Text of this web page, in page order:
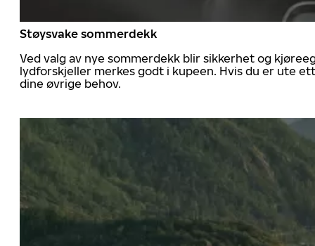
Støysvake sommerdekk
Ved valg av nye sommerdekk blir sikkerhet og
lydforskjeller merkes godt i kupeen. Hvis du er ute
dine øvrige behov.